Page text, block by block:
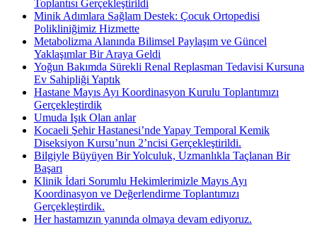
Toplantısı Gerçekleştirildi
Minik Adımlara Sağlam Destek: Çocuk Ortopedisi
Polikliniğimiz Hizmette
Metabolizma Alanında Bilimsel Paylaşım ve Güncel
Yaklaşımlar Bir Araya Geldi
Yoğun Bakımda Sürekli Renal Replasman Tedavisi Kursuna
Ev Sahipliği Yaptık
Hastane Mayıs Ayı Koordinasyon Kurulu Toplantımızı
Gerçekleştirdik
Umuda Işık Olan anlar
Kocaeli Şehir Hastanesi’nde Yapay Temporal Kemik
Diseksiyon Kursu’nun 2’ncisi Gerçekleştirildi.
Bilgiyle Büyüyen Bir Yolculuk, Uzmanlıkla Taçlanan Bir
Başarı
Klinik İdari Sorumlu Hekimlerimizle Mayıs Ayı
Koordinasyon ve Değerlendirme Toplantımızı
Gerçekleştirdik.
Her hastamızın yanında olmaya devam ediyoruz.